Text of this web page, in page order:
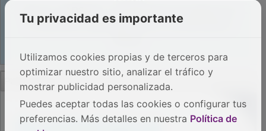
PUBLICIDAD
Tu privacidad es importante
Utilizamos cookies propias y de terceros para
optimizar nuestro sitio, analizar el tráfico y
mostrar publicidad personalizada.
Puedes aceptar todas las cookies o configurar tus
preferencias. Más detalles en nuestra Política de